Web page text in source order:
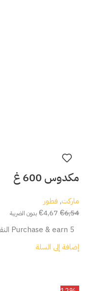
مكدوس 600 غ
ماركت, فطور
€6,54
€4,67 بدون الضريبة
Purchase & earn 5 النقاط!
إضافة إلى السلة